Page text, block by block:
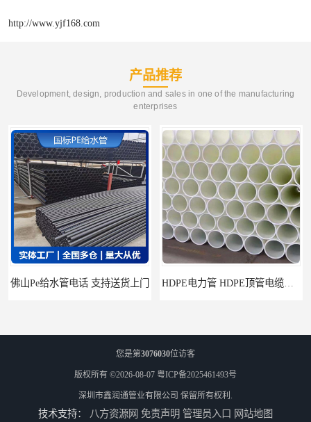
http://www.yjf168.com
产品推荐
Development, design, production and sales in one of the manufacturing
enterprises
HDPE电力管 HDPE顶管电缆管保护套管
您是第3076030位访客
版权所有 ©2026-08-07 粤ICP备2025461493号
深圳市鑫润通管业有限公司 保留所有权利.
技术支持： 八方资源网 免责声明 管理员入口 网站地图